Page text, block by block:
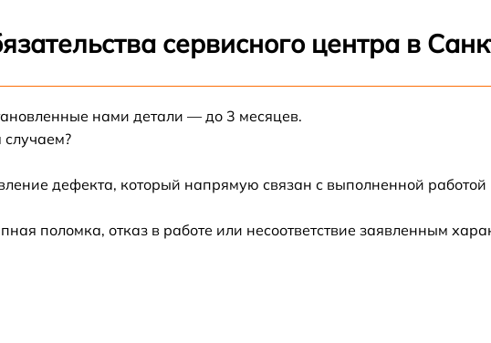
и
от 60 мин
от 60 мин
сервисного центра в
нами детали — до 3 месяцев.
случаем?
дефекта, который напрямую связан с выполненной
поломка, отказ в работе или несоответствие заявленным